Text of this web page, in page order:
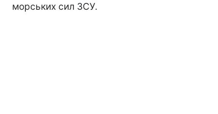
морських сил ЗСУ.